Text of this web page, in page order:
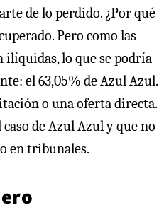
de lo perdido. ¿Por qué
Pero como las
ilíquidas, lo que se podría
el 63,05% de Azul Azul.
o una oferta directa.
de Azul Azul y que no
en tribunales.